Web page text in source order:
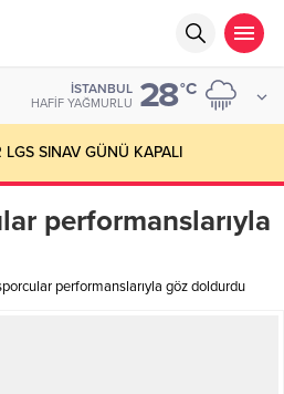
İSTANBUL
HAFIF YAĞMURLU 28°C
LGS SINAV GÜNÜ KAPALI
performanslarıyla
performanslarıyla göz doldurdu